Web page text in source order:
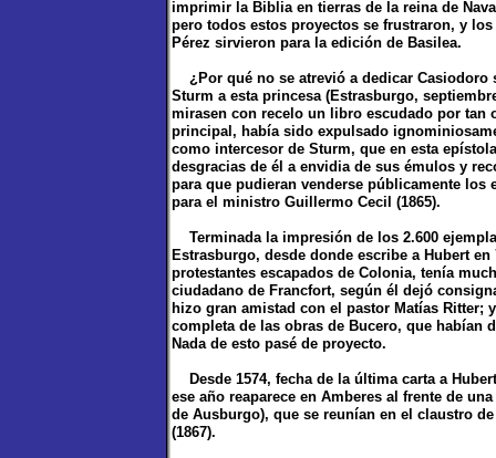
imprimir la Biblia en tierras de la reina de
pero todos estos proyectos se frustraron, y
Pérez sirvieron para la edición de Basilea.
¿Por qué no se atrevió a dedicar Casiodoro
Sturm a esta princesa (Estrasburgo,
mirasen con recelo un libro escudado por tan
principal, había sido expulsado
como intercesor de Sturm, que en esta
desgracias de él a envidia de sus émulos y
para que pudieran venderse públicamente los
para el ministro Guillermo Cecil (1865).
Terminada la impresión de los 2.600
Estrasburgo, desde donde escribe a Hubert
protestantes escapados de Colonia, tenía
ciudadano de Francfort, según él dejó
hizo gran amistad con el pastor Matías Ritter;
completa de las obras de Bucero, que habían
Nada de esto pasé de proyecto.
Desde 1574, fecha de la última carta a
ese año reaparece en Amberes al frente de
de Ausburgo), que se reunían en el claustro
(1867).